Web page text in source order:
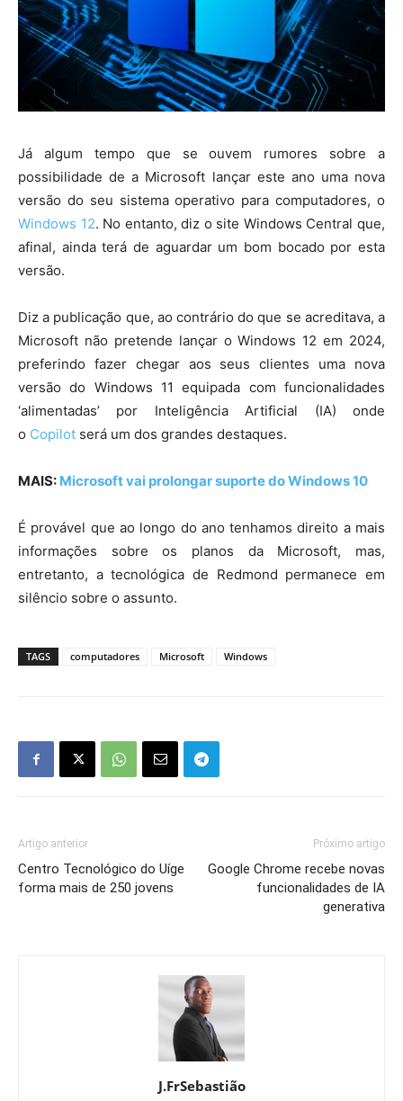
Já algum tempo que se ouvem rumores sobre a
possibilidade de a Microsoft lançar este ano uma nova
versão do seu sistema operativo para computadores, o
Windows 12. No entanto, diz o site Windows Central que,
afinal, ainda terá de aguardar um bom bocado por esta
versão.
Diz a publicação que, ao contrário do que se acreditava, a
Microsoft não pretende lançar o Windows 12 em 2024,
preferindo fazer chegar aos seus clientes uma nova
versão do Windows 11 equipada com funcionalidades
‘alimentadas’ por Inteligência Artificial (IA) onde
o Copilot será um dos grandes destaques.
MAIS: Microsoft vai prolongar suporte do Windows 10
É provável que ao longo do ano tenhamos direito a mais
informações sobre os planos da Microsoft, mas,
entretanto, a tecnológica de Redmond permanece em
silêncio sobre o assunto.
TAGS computadores Microsoft Windows
Artigo anterior
Centro Tecnológico do Uíge
forma mais de 250 jovens
Próximo artigo
Google Chrome recebe novas
funcionalidades de IA
generativa
J.FrSebastião